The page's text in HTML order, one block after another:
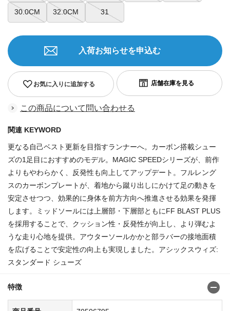
30.0CM 32.0CM 31
お気に入りに追加する
入荷お知らせを申込む
この商品について問い合わせる
関連 KEYWORD
更なる自己ベスト更新を目指すランナーへ。カーボン搭載シュー
ズの1足目におすすめのモデル。MAGIC SPEEDシリーズが、前作
よりもやわらかく、反発性も向上してアップデート。フルレング
スのカーボンプレートが、着地から蹴り出しにかけて足の動きを
安定させつつ、効果的に身体を前方方向へ推進させる効果を発揮
します。ミッドソールには上層部・下層部ともにFF BLAST PLUS
を採用することで、クッション性・反発性が向上し、より弾むよ
うな走り心地を提供。アウターソールかかと部ラバーの接地面積
を広げることで安定性の向上も実現しました。アシックスウィズ:
スタンダード シューズ
特徴